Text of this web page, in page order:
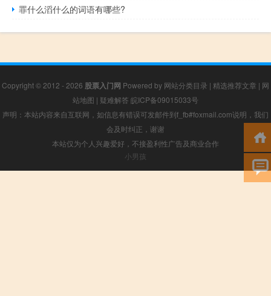
罪什么滔什么的词语有哪些?
Copyright © 2012 - 2026 股票入门网 Powered by 网站分类目录 | 精选推荐文章 | 网
站地图 | 疑难解答 皖ICP备09015033号
声明：本站内容来自互联网，如信息有错误可发邮件到f_fb#foxmail.com说明，我们
会及时纠正，谢谢
本站仅为个人兴趣爱好，不接盈利性广告及商业合作
小男孩